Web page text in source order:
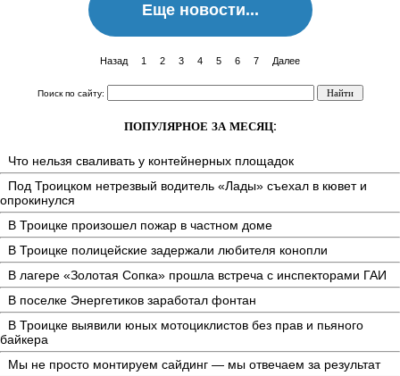
Еще новости...
Назад 1 2 3 4 5 6 7 Далее
Поиск по сайту:
ПОПУЛЯРНОЕ ЗА МЕСЯЦ:
Что нельзя сваливать у контейнерных площадок
Под Троицком нетрезвый водитель «Лады» съехал в кювет и
опрокинулся
В Троицке произошел пожар в частном доме
В Троицке полицейские задержали любителя конопли
В лагере «Золотая Сопка» прошла встреча с инспекторами ГАИ
В поселке Энергетиков заработал фонтан
В Троицке выявили юных мотоциклистов без прав и пьяного
байкера
Мы не просто монтируем сайдинг — мы отвечаем за результат